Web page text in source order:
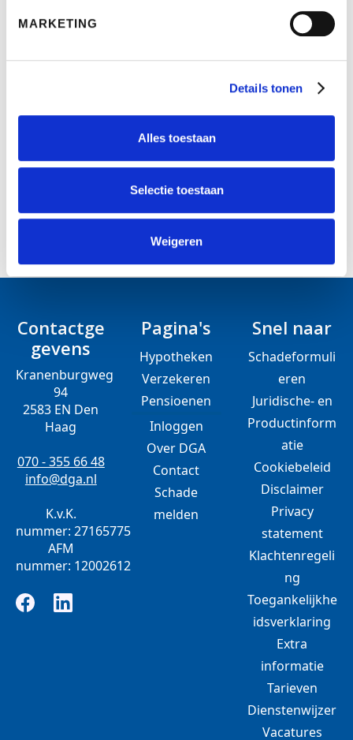
MARKETING
Details tonen
Alles toestaan
Selectie toestaan
Weigeren
Schade melden
Contactge
gevens
Kranenburgweg
94
2583 EN Den
Haag
070 - 355 66 48
info@dga.nl
K.v.K.
nummer: 27165775
AFM
nummer: 12002612
Pagina's
Hypotheken
Verzekeren
Pensioenen
Inloggen
Over DGA
Contact
Schade
melden
Snel naar
Schadeformuli
eren
Juridische- en
Productinform
atie
Cookiebeleid
Disclaimer
Privacy
statement
Klachtenregeli
ng
Toegankelijkhe
idsverklaring
Extra
informatie
Tarieven
Dienstenwijzer
Vacatures